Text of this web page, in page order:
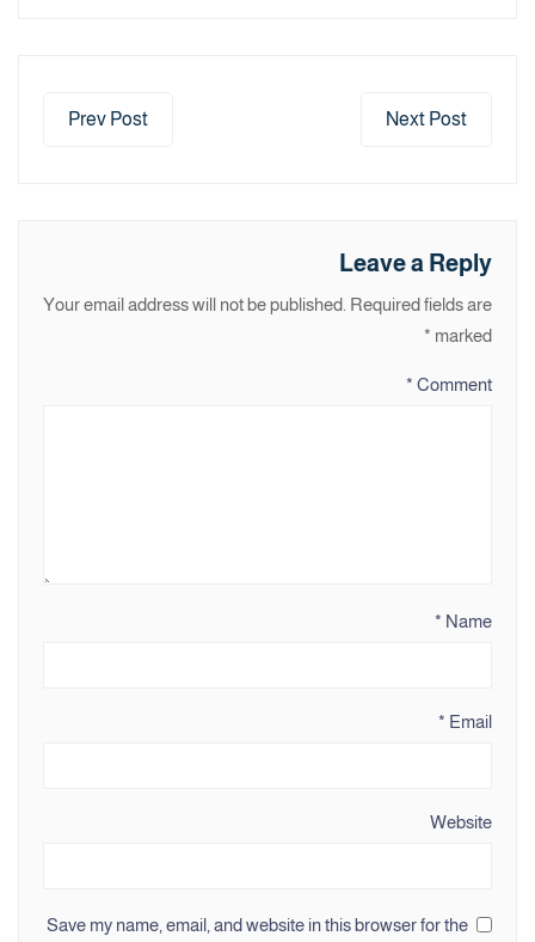
Prev Post Next Post
Leave a Reply
Your email address will not be published. Required fields are
marked
*
Comment
*
Name
*
Email
*
Website
Save my name, email, and website in this browser for the